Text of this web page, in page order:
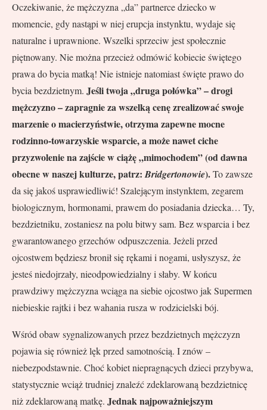
Oczekiwanie, że mężczyzna „da” partnerce dziecko w
momencie, gdy nastąpi w niej erupcja instynktu, wydaje się
naturalne i uprawnione. Wszelki sprzeciw jest społecznie
piętnowany. Nie można przecież odmówić kobiecie świętego
prawa do bycia matką! Nie istnieje natomiast święte prawo do
bycia bezdzietnym. Jeśli twoja „druga połówka” – drogi
mężczyzno – zapragnie za wszelką cenę zrealizować swoje
marzenie o macierzyństwie, otrzyma zapewne mocne
rodzinno-towarzyskie wsparcie, a może nawet ciche
przyzwolenie na zajście w ciążę „mimochodem” (od dawna
obecne w naszej kulturze, patrz:Bridgertonowie).To zawsze
da się jakoś usprawiedliwić! Szalejącym instynktem, zegarem
biologicznym, hormonami, prawem do posiadania dziecka… Ty,
bezdzietniku, zostaniesz na polu bitwy sam. Bez wsparcia i bez
gwarantowanego grzechów odpuszczenia. Jeżeli przed
ojcostwem będziesz bronił się rękami i nogami, usłyszysz, że
jesteś niedojrzały, nieodpowiedzialny i słaby. W końcu
prawdziwy mężczyzna wciąga na siebie ojcostwo jak Supermen
niebieskie rajtki i bez wahania rusza w rodzicielski bój.
Wśród obaw sygnalizowanych przez bezdzietnych mężczyzn
pojawia się również lęk przed samotnością. I znów –
niebezpodstawnie. Choć kobiet niepragnących dzieci przybywa,
statystycznie wciąż trudniej znaleźć zdeklarowaną bezdzietnicę
niż zdeklarowaną matkę. Jednak najpoważniejszym